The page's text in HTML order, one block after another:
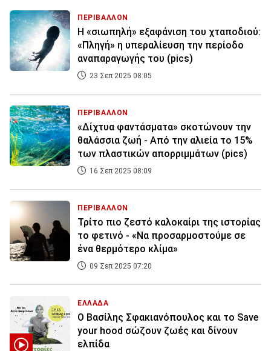
ΠΕΡΙΒΑΛΛΟΝ
Η «σιωπηλή» εξαφάνιση του χταποδιού:
«Πληγή» η υπεραλίευση την περίοδο
αναπαραγωγής του (pics)
23 Σεπ 2025 08:05
ΠΕΡΙΒΑΛΛΟΝ
«Δίχτυα φαντάσματα» σκοτώνουν την
θαλάσσια ζωή - Από την αλιεία το 15%
των πλαστικών απορριμμάτων (pics)
16 Σεπ 2025 08:09
ΠΕΡΙΒΑΛΛΟΝ
Τρίτο πιο ζεστό καλοκαίρι της ιστορίας
το φετινό - «Να προσαρμοστούμε σε
ένα θερμότερο κλίμα»
09 Σεπ 2025 07:20
ΕΛΛΑΔΑ
Ο Βασίλης Σφακιανόπουλος και το Save
your hood σώζουν ζωές και δίνουν
ελπίδα